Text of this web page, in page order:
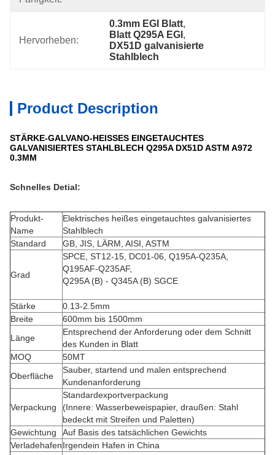
Hervorheben:
0.3mm EGI Blatt,
Blatt Q295A EGI ,
DX51D galvanisierte
Stahlblech
Product Description
STÄRKE-GALVANO-HEISSES EINGETAUCHTES
GALVANISIERTES STAHLBLECH Q295A DX51D ASTM A972
0.3MM
Schnelles Detial:
Produkt-
Name
Elektrisches heißes eingetauchtes galvanisiertes
Stahlblech
Standard
GB, JIS, LÄRM, AISI, ASTM
Grad
SPCE, ST12-15, DC01-06, Q195A-Q235A,
Q195AF-Q235AF,
Q295A (B) - Q345A (B) SGCE
Stärke
0.13-2.5mm
Breite
600mm bis 1500mm
Länge
Entsprechend der Anforderung oder dem Schnitt
des Kunden in Blatt
MOQ
50MT
Oberfläche
Sauber, startend und malen entsprechend
Kundenanforderung
Verpackung
Standardexportverpackung
(Innere: Wasserbeweispapier, draußen: Stahl
bedeckt mit Streifen und Paletten)
Gewichtung
Auf Basis des tatsächlichen Gewichts
VerladehafenIrgendein Hafen in China